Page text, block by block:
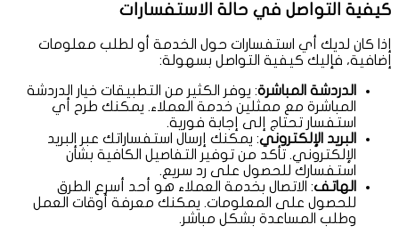
كيفية التواصل في حالة الاستفسارات
إذا كان لديك أي استفسارات حول الخدمة أو لطلب معلومات
إضافية، فإليك كيفية التواصل بسهولة:
الدردشة المباشرة: يوفر الكثير من التطبيقات خيار الدردشة
المباشرة مع ممثلين خدمة العملاء. يمكنك طرح أي
استفسار تحتاج إلى إجابة فورية.
البريد الإلكتروني: يمكنك إرسال استفساراتك عبر البريد
الإلكتروني. تأكد من توفير التفاصيل الكافية بشأن
استفسارك للحصول على رد سريع.
الهاتف: الاتصال بخدمة العملاء هو أحد أسرع الطرق
للحصول على المعلومات. يمكنك معرفة أوقات العمل
وطلب المساعدة بشكل مباشر.